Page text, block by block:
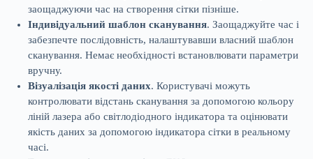
заощаджуючи час на створення сітки пізніше.
Індивідуальний шаблон сканування. Заощаджуйте час і
забезпечте послідовність, налаштувавши власний шаблон
сканування. Немає необхідності встановлювати параметри
вручну.
Візуалізація якості даних. Користувачі можуть
контролювати відстань сканування за допомогою кольору
ліній лазера або світлодіодного індикатора та оцінювати
якість даних за допомогою індикатора сітки в реальному
часі.